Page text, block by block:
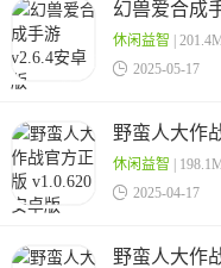
幻兽爱合成
休闲益智 |
 2025-05-17
野蛮人大作
休闲益智 |
 2025-04-17
野蛮人大作